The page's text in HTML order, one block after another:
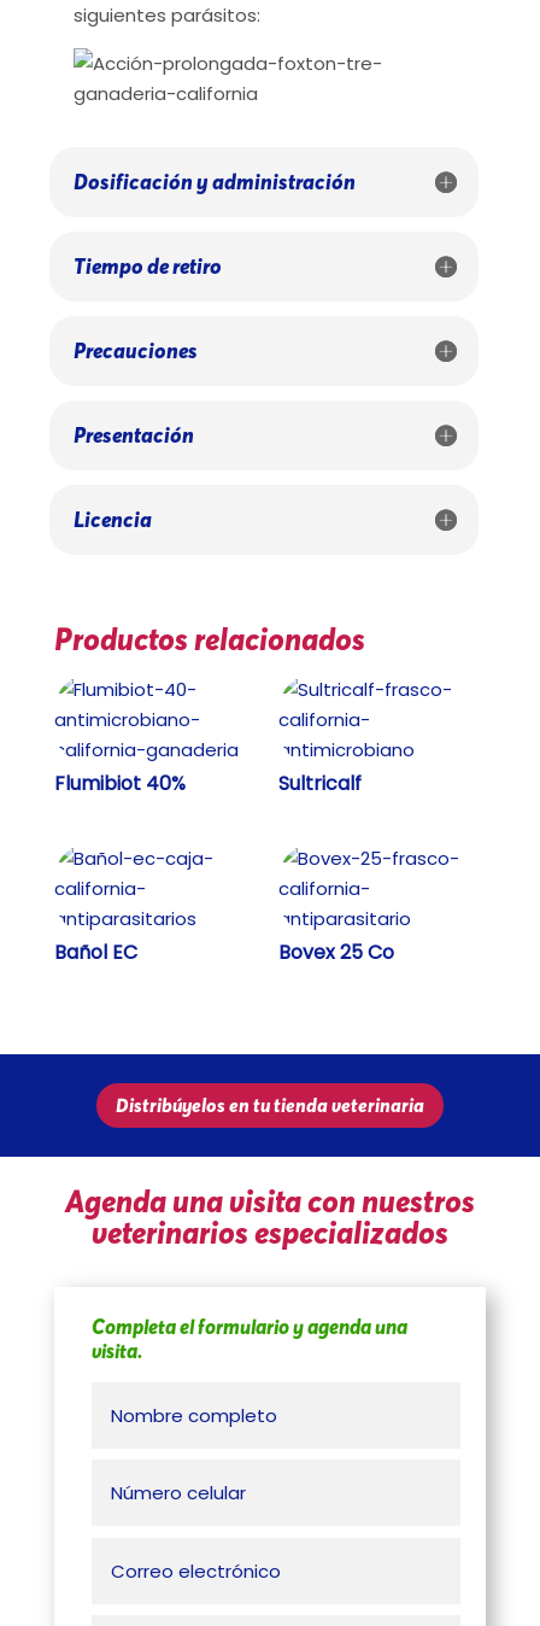
siguientes parásitos:
Dosificación y administración
Tiempo de retiro
Precauciones
Presentación
Licencia
Productos relacionados
Flumibiot 40% Sultricalf
Bañol EC Bovex 25 Co
Distribúyelos en tu tienda veterinaria
Agenda una visita con nuestros
veterinarios especializados
Completa el formulario y agenda una
visita.